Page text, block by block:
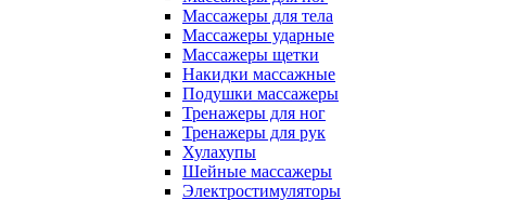
Массажеры для тела
Массажеры ударные
Массажеры щетки
Накидки массажные
Подушки массажеры
Тренажеры для ног
Тренажеры для рук
Хулахупы
Шейные массажеры
Электростимуляторы